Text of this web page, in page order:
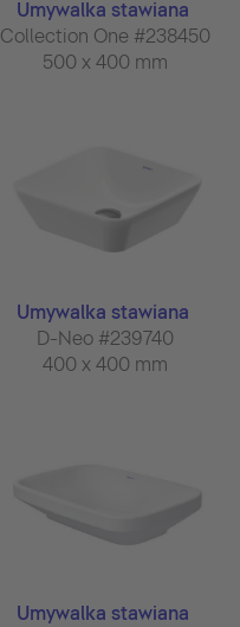
Umywalka stawiana
Collection One #238450
500 x 400 mm
Umywalka stawiana
D-Neo #239740
400 x 400 mm
Umywalka stawiana